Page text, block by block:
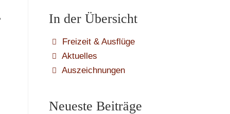
In der Übersicht
Freizeit & Ausflüge
Aktuelles
Auszeichnungen
Neueste Beiträge